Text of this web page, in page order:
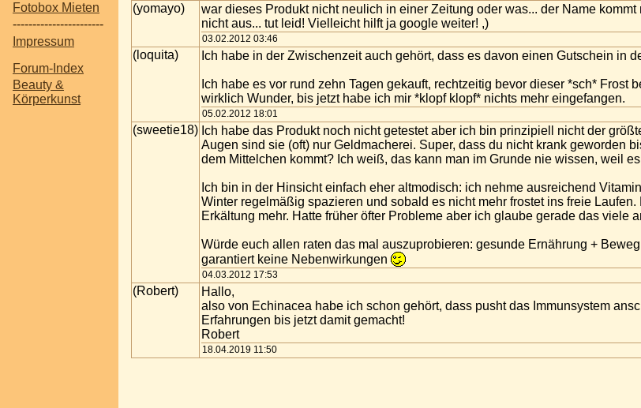
Fotobox Mieten
-----------------------
Impressum
Forum-Index
Beauty &
Körperkunst
(yomayo)
war dieses Produkt nicht neulich in einer Zeitung oder was... der Name
nicht aus... tut leid! Vielleicht hilft ja google weiter! ,)
03.02.2012 03:46
(loquita) Ich habe in der Zwischenzeit auch gehört, dass es davon einen Gutschein in
Ich habe es vor rund zehn Tagen gekauft, rechtzeitig bevor dieser *sch* Frost
wirklich Wunder, bis jetzt habe ich mir *klopf klopf* nichts mehr eingefangen.
05.02.2012 18:01
(sweetie18) Ich habe das Produkt noch nicht getestet aber ich bin prinzipiell nicht der
Augen sind sie (oft) nur Geldmacherei. Super, dass du nicht krank geworden
dem Mittelchen kommt? Ich weiß, das kann man im Grunde nie wissen, weil
Ich bin in der Hinsicht einfach eher altmodisch: ich nehme ausreichend
Winter regelmäßig spazieren und sobald es nicht mehr frostet ins freie
Erkältung mehr. Hatte früher öfter Probleme aber ich glaube gerade das viele
Würde euch allen raten das mal auszuprobieren: gesunde Ernährung +
garantiert keine Nebenwirkungen
04.03.2012 17:53
(Robert)
Hallo,
also von Echinacea habe ich schon gehört, dass pusht das Immunsystem
Erfahrungen bis jetzt damit gemacht!
Robert
18.04.2019 11:50